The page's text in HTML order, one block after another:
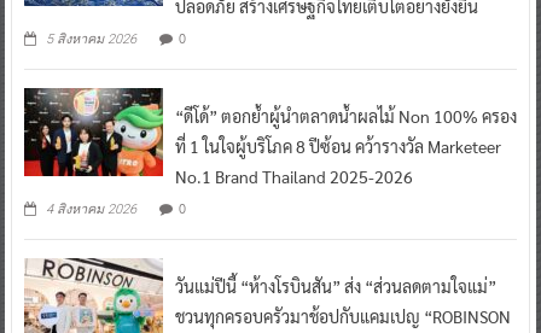
ปลอดภัย สร้างเศรษฐกิจไทยเติบโตอย่างยั่งยืน
5 สิงหาคม 2026 0
“ดีโด้” ตอกย้ำผู้นำตลาดน้ำผลไม้ Non 100% ครอง
ที่ 1 ในใจผู้บริโภค 8 ปีซ้อน คว้ารางวัล Marketeer
No.1 Brand Thailand 2025-2026
4 สิงหาคม 2026 0
วันแม่ปีนี้ “ห้างโรบินสัน” ส่ง “ส่วนลดตามใจแม่”
ชวนทุกครอบครัวมาช้อปกับแคมเปญ “ROBINSON